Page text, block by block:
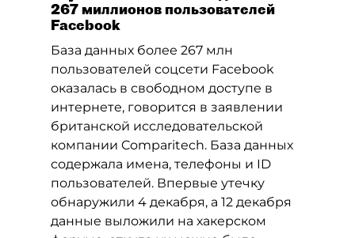
267 миллионов пользователей
Facebook
База данных более 267 млн
пользователей соцсети Facebook
оказалась в свободном доступе в
интернете, говорится в заявлении
британской исследовательской
компании Comparitech. База данных
содержала имена, телефоны и ID
пользователей. Впервые утечку
обнаружили 4 декабря, а 12 декабря
данные выложили на хакерском